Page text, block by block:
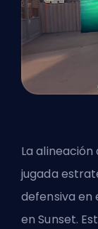
La
jugada
defensiva en
en Sunset.